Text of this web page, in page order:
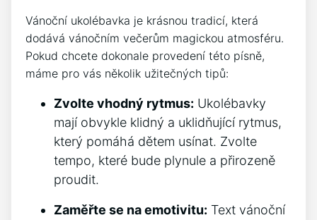
Vánoční ‍ukolébavka je krásnou ⁤tradicí, která
dodává vánočním večerům⁤ magickou atmosféru.
Pokud chcete dokonale provedení této ​písně,
máme pro vás několik užitečných ⁣tipů:
Zvolte vhodný rytmus: Ukolébavky
mají obvykle klidný a⁢ uklidňující rytmus,
který pomáhá​ dětem usínat. Zvolte
tempo, které ⁣bude plynule a přirozeně
proudit.
Zaměřte se na‍ emotivitu: Text ⁤vánoční